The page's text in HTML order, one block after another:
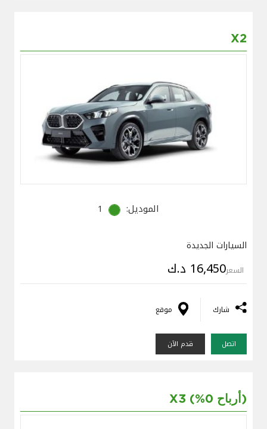
X2
الموديل: 1
السيارات الجديدة
السعر16,450 د.ك
شارك موقع
اتصل قدم الآن
X3 (%0 أرباح)